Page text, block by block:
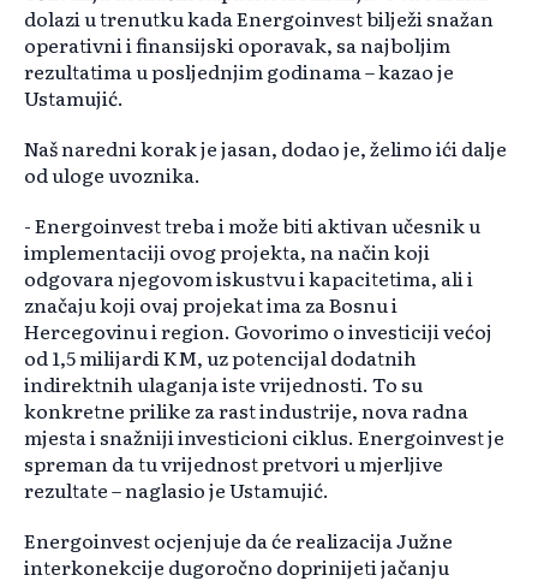
dolazi u trenutku kada Energoinvest bilježi snažan
operativni i finansijski oporavak, sa najboljim
rezultatima u posljednjim godinama – kazao je
Ustamujić.
Naš naredni korak je jasan, dodao je, želimo ići dalje
od uloge uvoznika.
- Energoinvest treba i može biti aktivan učesnik u
implementaciji ovog projekta, na način koji
odgovara njegovom iskustvu i kapacitetima, ali i
značaju koji ovaj projekat ima za Bosnu i
Hercegovinu i region. Govorimo o investiciji većoj
od 1,5 milijardi KM, uz potencijal dodatnih
indirektnih ulaganja iste vrijednosti. To su
konkretne prilike za rast industrije, nova radna
mjesta i snažniji investicioni ciklus. Energoinvest je
spreman da tu vrijednost pretvori u mjerljive
rezultate – naglasio je Ustamujić.
Energoinvest ocjenjuje da će realizacija Južne
interkonekcije dugoročno doprinijeti jačanju